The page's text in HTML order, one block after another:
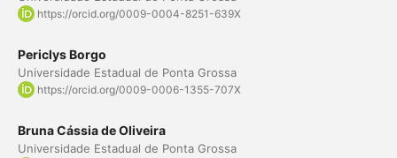
https://orcid.org/0009-0004-8251-639X
Periclys Borgo
Universidade Estadual de Ponta Grossa
https://orcid.org/0009-0006-1355-707X
Bruna Cássia de Oliveira
Universidade Estadual de Ponta Grossa